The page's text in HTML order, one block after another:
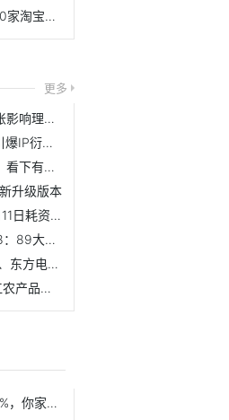
聚划算99划算节内容化升级 5000家淘宝天猫品牌联动狂欢
更多
焦点关注：银行如何应对通货膨胀影响理财？
今日热门!《疯狂动物城2》热映引爆IP衍生周边消费市场
股市：口腔医疗器械概念股名单，看下有你关注的吗？（12月12日）
升级版本
要闻：绿城服务(02869.HK)12月11日耗资191.55万港元回购43.2万股
焦点热讯:NBA杯1/4决赛 雷霆138：89大胜太阳
港股异动丨风电股拉升 金风科技、东方电气涨超6% 机构料Q4...
“龙江品质”对接“首都需求” 黑龙江农产品进京推介签约金...
招了吗？